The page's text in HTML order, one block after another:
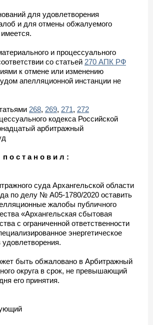
для удовлетворения
и для отмены обжалуемого
и процессуального
со статьей 270 АПК РФ
к отмене или изменению
апелляционной инстанции не
268, 269, 271, 272
кодекса Российской
арбитражный
п о с т а н о в и л :
суда Архангельской области
по делу № А05-1780/2020 оставить
жалобы публичного
«Архангельская сбытовая
с ограниченной ответственности
энергетическое
удовлетворения.
быть обжаловано в Арбитражный
округа в срок, не превышающий
его принятия.